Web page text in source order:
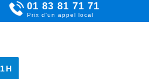
01 83 81 71 71
Prix d'un appel local